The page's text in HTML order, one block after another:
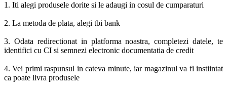
1. Iti alegi produsele dorite si le adaugi in cosul de cumparaturi
2. La metoda de plata, alegi tbi bank
3. Odata redirectionat in platforma noastra, completezi datele, te
identifici cu CI si semnezi electronic documentatia de credit
4. Vei primi raspunsul in cateva minute, iar magazinul va fi instiintat
ca poate livra produsele